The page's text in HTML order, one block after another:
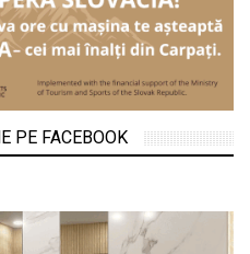
PE FACEBOOK